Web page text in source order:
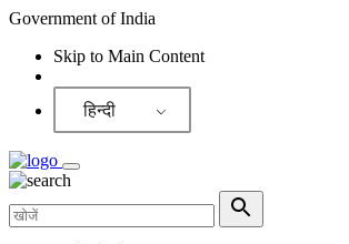
Government of India
Skip to Main Content
हिन्दी